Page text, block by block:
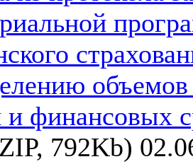
финансовых
792Kb)